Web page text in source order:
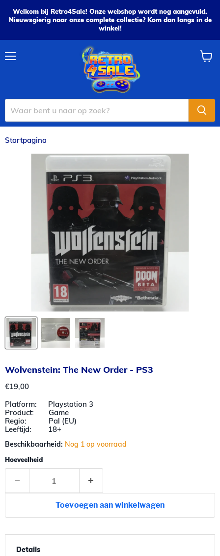
Welkom bij Retro4Sale! Onze webshop wordt nog aangevuld.
Nieuwsgierig naar onze complete collectie? Kom dan langs in de
winkel!
Startpagina
Wolvenstein: The New Order - PS3
Huidige prijs
€19,00
Platform: Playstation 3
Product: Game
Regio: Pal (EU)
Leeftijd: 18+
Beschikbaarheid: Nog 1 op voorraad
Hoeveelheid
Toevoegen aan winkelwagen
Details